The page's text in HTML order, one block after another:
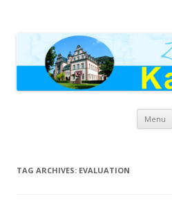
Menu
TAG ARCHIVES: EVALUATION